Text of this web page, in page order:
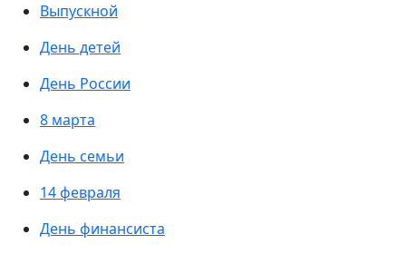
Выпускной
День детей
День России
8 марта
День семьи
14 февраля
День финансиста